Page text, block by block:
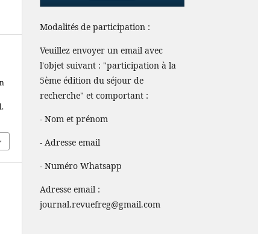
Modalités de participation :
Veuillez envoyer un email avec
l'objet suivant : "participation à la
5ème édition du séjour de
recherche" et comportant :
- Nom et prénom
- Adresse email
- Numéro Whatsapp
Adresse email :
journal.revuefreg@gmail.com